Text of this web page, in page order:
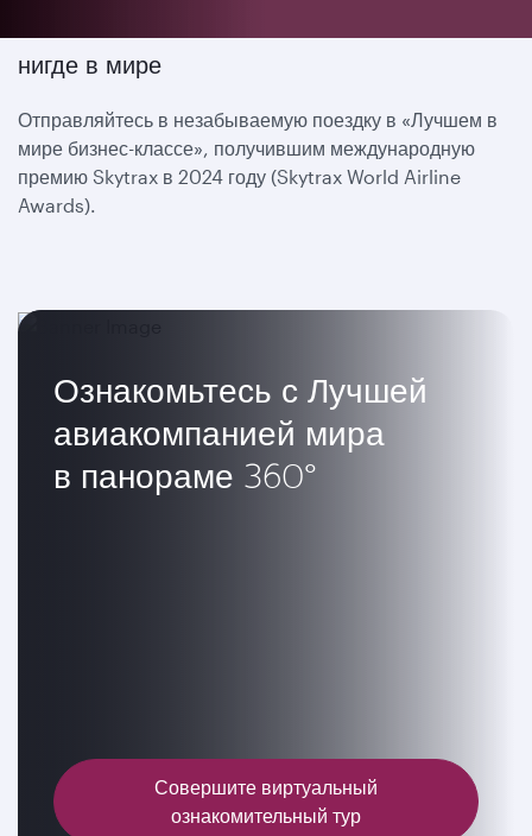
нигде в мире
Отправляйтесь в незабываемую поездку в «Лучшем в
мире бизнес-классе», получившим международную
премию Skytrax в 2024 году (Skytrax World Airline
Awards).
Ознакомьтесь с Лучшей
авиакомпанией мира
в панораме 360°
Совершите виртуальный
ознакомительный тур